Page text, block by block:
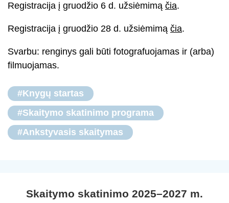
Registracija į gruodžio 6 d. užsiėmimą čia.
Registracija į gruodžio 28 d. užsiėmimą čia.
Svarbu: renginys gali būti fotografuojamas ir (arba)
filmuojamas.
#Knygų startas
#Skaitymo skatinimo programa
#Ankstyvasis skaitymas
Skaitymo skatinimo 2025–2027 m.